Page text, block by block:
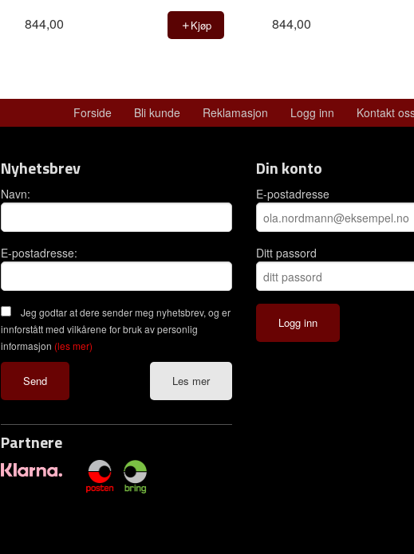
844,00 Kjøp 844,00
Forside Bli kunde Reklamasjon Logg inn Kontakt
Nyhetsbrev
Navn:
E-postadresse:
Jeg godtar at dere sender meg nyhetsbrev, og er
innforstått med vilkårene for bruk av personlig
informasjon (les mer)
Les mer
Partnere
Din konto
E-postadresse
Ditt passord